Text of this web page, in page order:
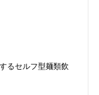
るセルフ型麺類飲